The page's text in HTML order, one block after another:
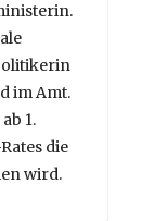
im Amt.
1.
die
wird.